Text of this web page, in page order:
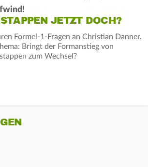
JETZT DOCH?
Formel-1-Fragen an Christian Danner.
Bringt der Formanstieg von
zum Wechsel?